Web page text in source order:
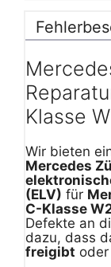
Klasse
Wir bieten
Mercedes
(ELV) für
C-Klasse
Defekte an
dazu, dass
freigibt oder